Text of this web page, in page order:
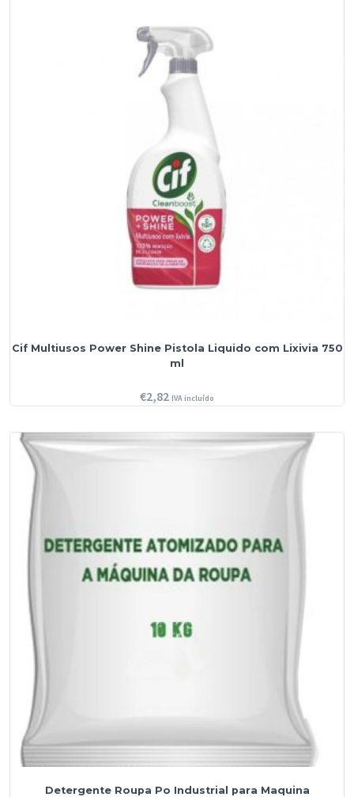
Cif Multiusos Power Shine Pistola Liquido com Lixivia 750
ml
€2,82 IVA incluído
Detergente Roupa Po Industrial para Maquina